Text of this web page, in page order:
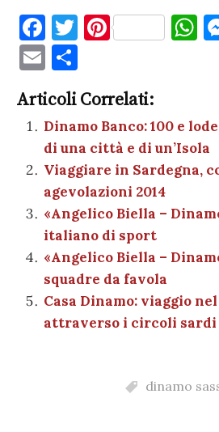
F
a
c
e
b
o
o
k
T
te
r
Pi
es
t A
p
p
E
m
ai
l
n
di
vi
di
Articoli Correlati:
Dinamo Banco: 100 e
di una città e di un’Isola
Viaggiare in Sardegna,
agevolazioni 2014
«Angelico Biella –
italiano di sport
«Angelico Biella –
squadre da favola
Casa Dinamo: viaggio
attraverso i circoli sardi
dinamo